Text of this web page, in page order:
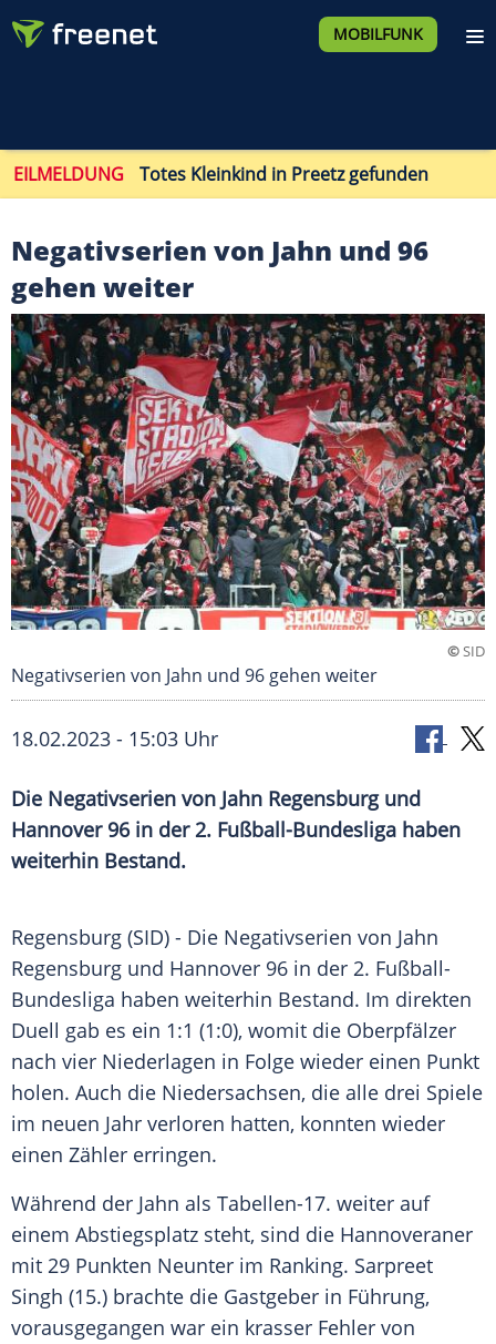
MOBILFUNK
EILMELDUNG Totes Kleinkind in Preetz gefunden
Negativserien von Jahn und 96
gehen weiter
©SID
Negativserien von Jahn und 96 gehen weiter
18.02.2023 - 15:03 Uhr
Die Negativserien von Jahn Regensburg und
Hannover 96 in der 2. Fußball-Bundesliga haben
weiterhin Bestand.
Regensburg (SID) - Die Negativserien von Jahn
Regensburg und Hannover 96 in der 2. Fußball-
Bundesliga haben weiterhin Bestand. Im direkten
Duell gab es ein 1:1 (1:0), womit die Oberpfälzer
nach vier Niederlagen in Folge wieder einen Punkt
holen. Auch die Niedersachsen, die alle drei Spiele
im neuen Jahr verloren hatten, konnten wieder
einen Zähler erringen.
Während der Jahn als Tabellen-17. weiter auf
einem Abstiegsplatz steht, sind die Hannoveraner
mit 29 Punkten Neunter im Ranking. Sarpreet
Singh (15.) brachte die Gastgeber in Führung,
vorausgegangen war ein krasser Fehler von